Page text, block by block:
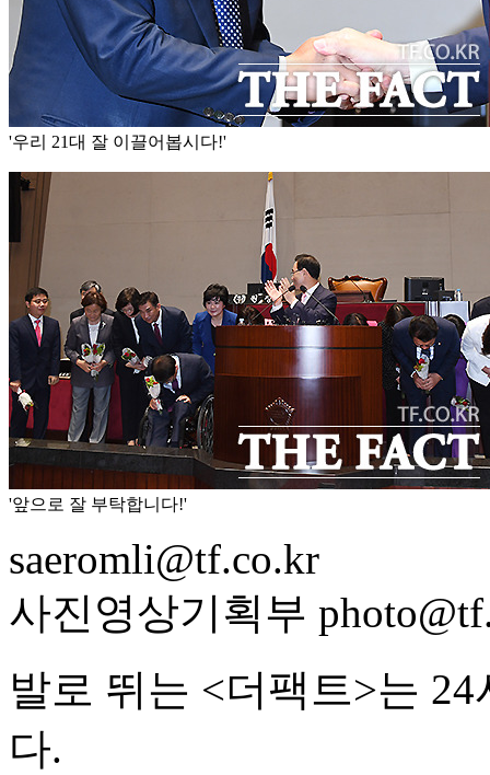
'우리 21대 잘 이끌어봅시다!'
'앞으로 잘 부탁합니다!'
saeromli@tf.co.kr
사진영상기획부
발로 뛰는 <더팩트>는
다.